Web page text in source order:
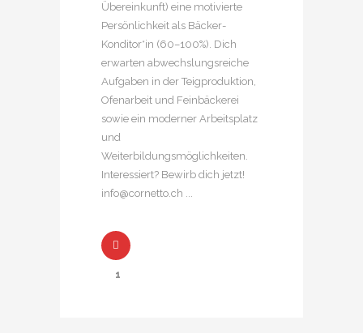
Übereinkunft) eine motivierte
Persönlichkeit als Bäcker-
Konditor*in (60–100%). Dich
erwarten abwechslungsreiche
Aufgaben in der Teigproduktion,
Ofenarbeit und Feinbäckerei
sowie ein moderner Arbeitsplatz
und
Weiterbildungsmöglichkeiten.
Interessiert? Bewirb dich jetzt!
info@cornetto.ch ...
1